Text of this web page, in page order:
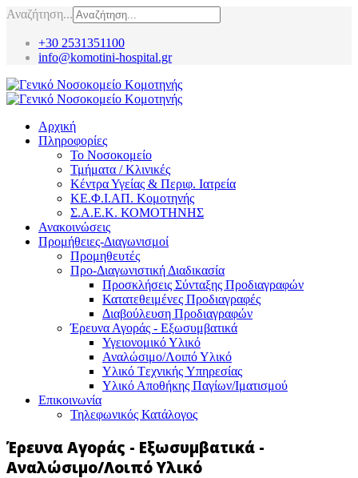
Αναζήτηση...
+30 2531351100
info@komotini-hospital.gr
Αρχική
Πληροφορίες
Το Νοσοκομείο
Τμήματα / Κλινικές
Κέντρα Υγείας & Περιφ. Ιατρεία
ΚΕ.Φ.Ι.ΑΠ. Κομοτηνής
Σ.Α.Ε.Κ. ΚΟΜΟΤΗΝΗΣ
Ανακοινώσεις
Προμήθειες-Διαγωνισμοί
Προμηθευτές
Προ-Διαγωνιστική Διαδικασία
Προσκλήσεις Σύνταξης Προδιαγραφών
Κατατεθειμένες Προδιαγραφές
Διαβούλευση Προδιαγραφών
Έρευνα Αγοράς - Εξωσυμβατικά
Υγειονομικό Υλικό
Αναλώσιμο/Λοιπό Υλικό
Υλικό Tεχνικής Yπηρεσίας
Υλικό Αποθήκης Παγίων/Ιματισμού
Επικοινωνία
Τηλεφωνικός Κατάλογος
Έρευνα Αγοράς - Εξωσυμβατικά -
Αναλώσιμο/Λοιπό Υλικό